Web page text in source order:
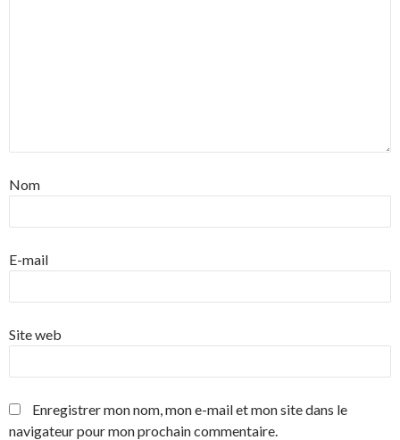
Nom
E-mail
Site web
Enregistrer mon nom, mon e-mail et mon site dans le
navigateur pour mon prochain commentaire.